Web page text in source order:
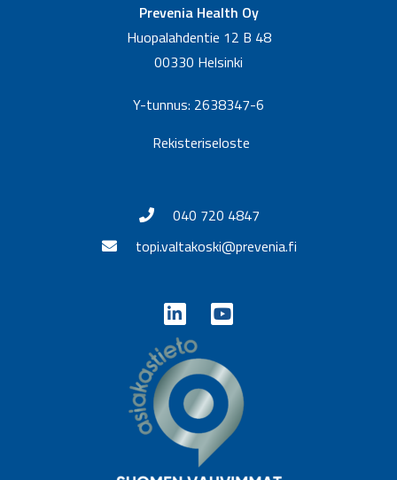
Prevenia Health Oy
Huopalahdentie 12 B 48
00330 Helsinki
Y-tunnus: 2638347-6
Rekisteriseloste
040 720 4847
topi.valtakoski@prevenia.fi